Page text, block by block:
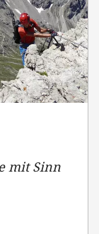
mit Sinn